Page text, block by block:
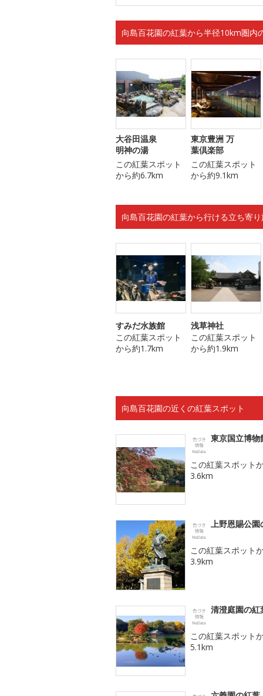
向島百花園の紅葉から半径10km圏内
大谷田温泉
明神の湯
この紅葉スポット
から約6.7km
東京豊洲 万
葉倶楽部
この紅葉スポット
から約9.1km
向島百花園の紅葉から行ける立ち寄
すみだ水族館
この紅葉スポット
から約1.7km
浅草神社
この紅葉スポット
から約1.9km
向島百花園の近くの紅葉スポット
東京国立博物
この紅葉スポット
3.6km
上野恩賜公園
この紅葉スポット
3.9km
清澄庭園の紅
この紅葉スポット
5.1km